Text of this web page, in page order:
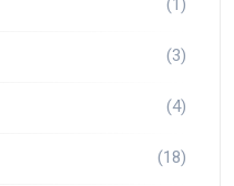
(1)
(3)
(4)
(18)